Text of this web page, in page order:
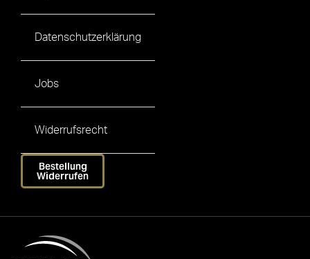
Datenschutzerklärung
Jobs
Widerrufsrecht
Bestellung
Widerrufen